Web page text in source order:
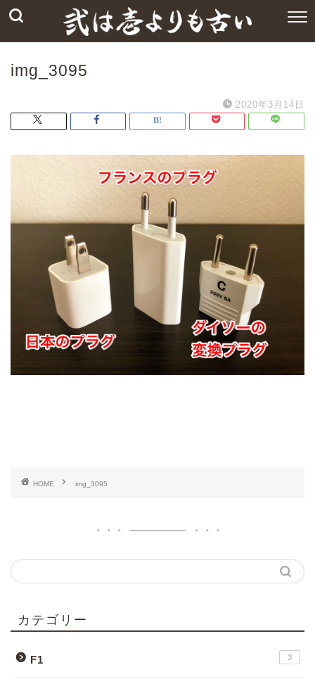
img_3095
2020年3月14日
HOME img_3095
カテゴリー
F1 3